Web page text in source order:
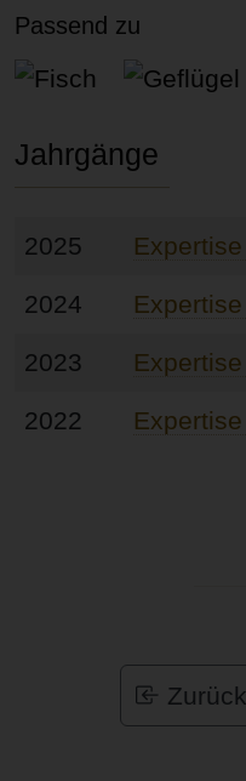
Passend zu
Fisch
Geflügel
Jahrgänge
2025 Expertise
2024 Expertise
2023 Expertise
2022 Expertise